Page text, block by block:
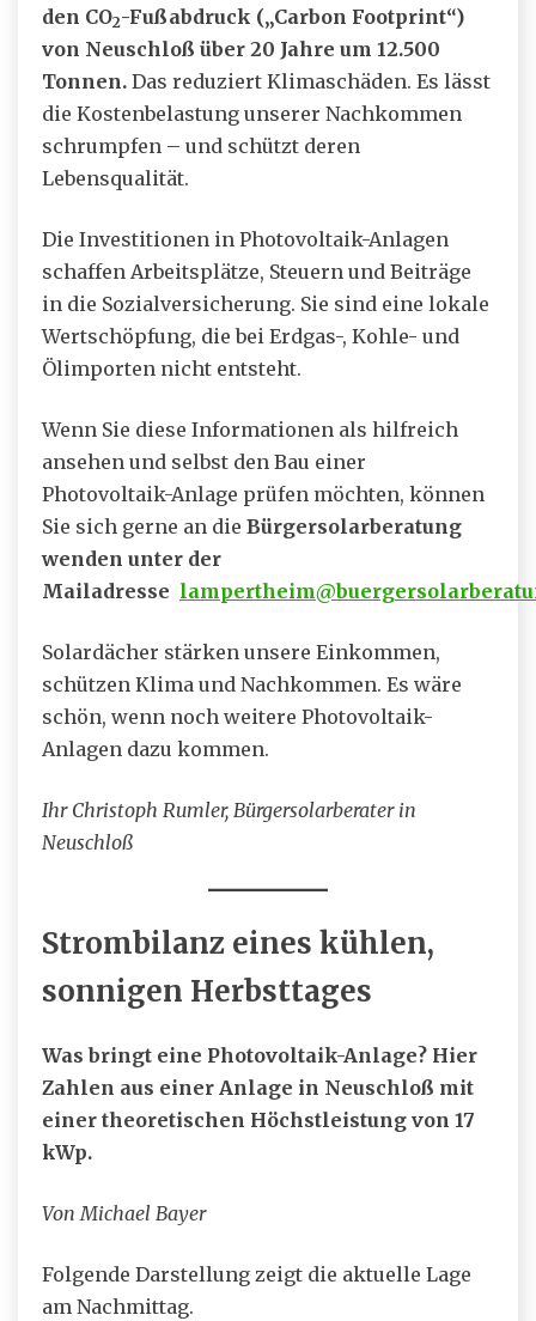
den CO2-Fußabdruck („Carbon Footprint“)
von Neuschloß über 20 Jahre um 12.500
Tonnen. Das reduziert Klimaschäden. Es lässt
die Kostenbelastung unserer Nachkommen
schrumpfen – und schützt deren
Lebensqualität.
Die Investitionen in Photovoltaik-Anlagen
schaffen Arbeitsplätze, Steuern und Beiträge
in die Sozialversicherung. Sie sind eine lokale
Wertschöpfung, die bei Erdgas-, Kohle- und
Ölimporten nicht entsteht.
Wenn Sie diese Informationen als hilfreich
ansehen und selbst den Bau einer
Photovoltaik-Anlage prüfen möchten, können
Sie sich gerne an die Bürgersolarberatung
wenden unter der
Mailadresse
Solardächer stärken unsere Einkommen,
schützen Klima und Nachkommen. Es wäre
schön, wenn noch weitere Photovoltaik-
Anlagen dazu kommen.
Ihr Christoph Rumler, Bürgersolarberater in
Neuschloß
Strombilanz eines kühlen,
sonnigen Herbsttages
Was bringt eine Photovoltaik-Anlage? Hier
Zahlen aus einer Anlage in Neuschloß mit
einer theoretischen Höchstleistung von 17
kWp.
Von Michael Bayer
Folgende Darstellung zeigt die aktuelle Lage
am Nachmittag.